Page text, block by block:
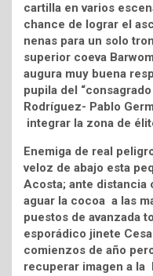
cartilla en varios
chance de lograr el
nenas para un solo
superior coeva
augura muy buena
pupila del
Rodríguez- Pablo
integrar la zona de
Enemiga de real
veloz de abajo esta
Acosta; ante distancia
aguar la cocoa a las
puestos de avanzada
esporádico jinete
comienzos de año
recuperar imagen a la